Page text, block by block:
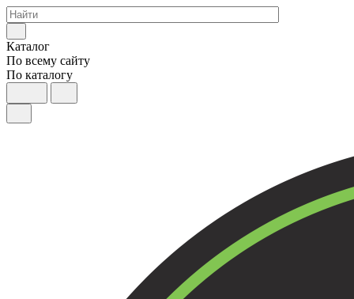
Каталог
По всему сайту
По каталогу